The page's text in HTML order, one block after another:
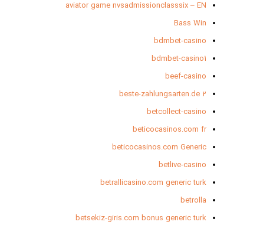
aviator game nvsadmissionclasssix – EN
Bass Win
bdmbet-casino
bdmbet-casino1
beef-casino
beste-zahlungsarten.de 2
betcollect-casino
beticocasinos.com fr
beticocasinos.com Generic
betlive-casino
betrallicasino.com generic turk
betrolla
betsekiz-giris.com bonus generic turk